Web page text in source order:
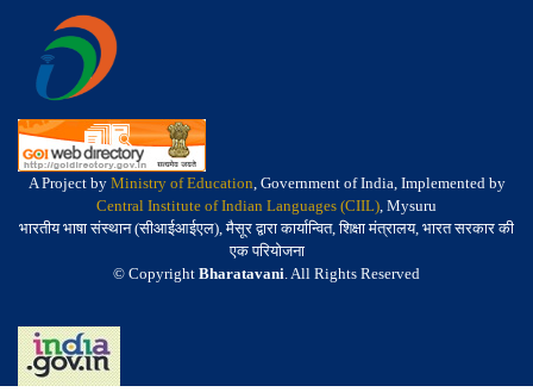
A Project by Ministry of Education, Government of India, Implemented by
Central Institute of Indian Languages (CIIL), Mysuru
भारतीय भाषा संस्थान (सीआईआईएल), मैसूर द्वारा कार्यान्वित, शिक्षा मंत्रालय, भारत सरकार की
एक परियोजना
© Copyright Bharatavani. All Rights Reserved